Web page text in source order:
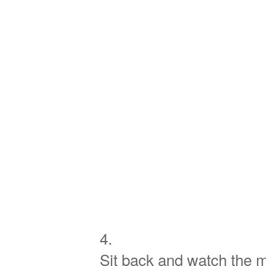
4.
Sit back and watch the